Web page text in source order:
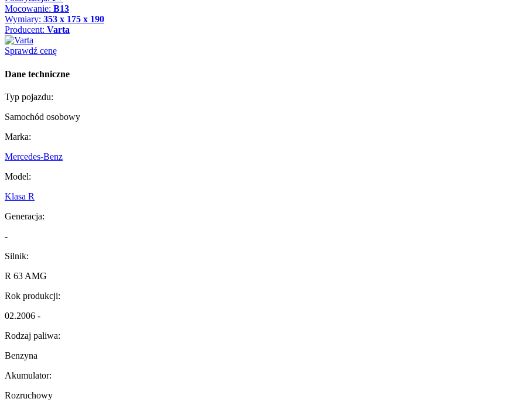
Mocowanie: B13
Wymiary: 353 x 175 x 190
Producent: Varta
Sprawdź cenę
Dane techniczne
Typ pojazdu:
Samochód osobowy
Marka:
Mercedes-Benz
Model:
Klasa R
Generacja:
-
Silnik:
R 63 AMG
Rok produkcji:
02.2006 -
Rodzaj paliwa:
Benzyna
Akumulator:
Rozruchowy